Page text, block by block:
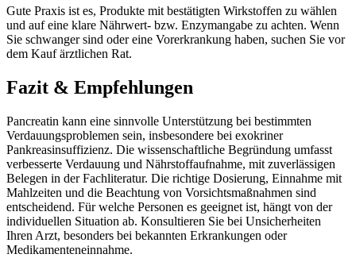
Gute Praxis ist es, Produkte mit bestätigten Wirkstoffen zu wählen
und auf eine klare Nährwert- bzw. Enzymangabe zu achten. Wenn
Sie schwanger sind oder eine Vorerkrankung haben, suchen Sie vor
dem Kauf ärztlichen Rat.
Fazit & Empfehlungen
Pancreatin kann eine sinnvolle Unterstützung bei bestimmten
Verdauungsproblemen sein, insbesondere bei exokriner
Pankreasinsuffizienz. Die wissenschaftliche Begründung umfasst
verbesserte Verdauung und Nährstoffaufnahme, mit zuverlässigen
Belegen in der Fachliteratur. Die richtige Dosierung, Einnahme mit
Mahlzeiten und die Beachtung von Vorsichtsmaßnahmen sind
entscheidend. Für welche Personen es geeignet ist, hängt von der
individuellen Situation ab. Konsultieren Sie bei Unsicherheiten
Ihren Arzt, besonders bei bekannten Erkrankungen oder
Medikamenteneinnahme.